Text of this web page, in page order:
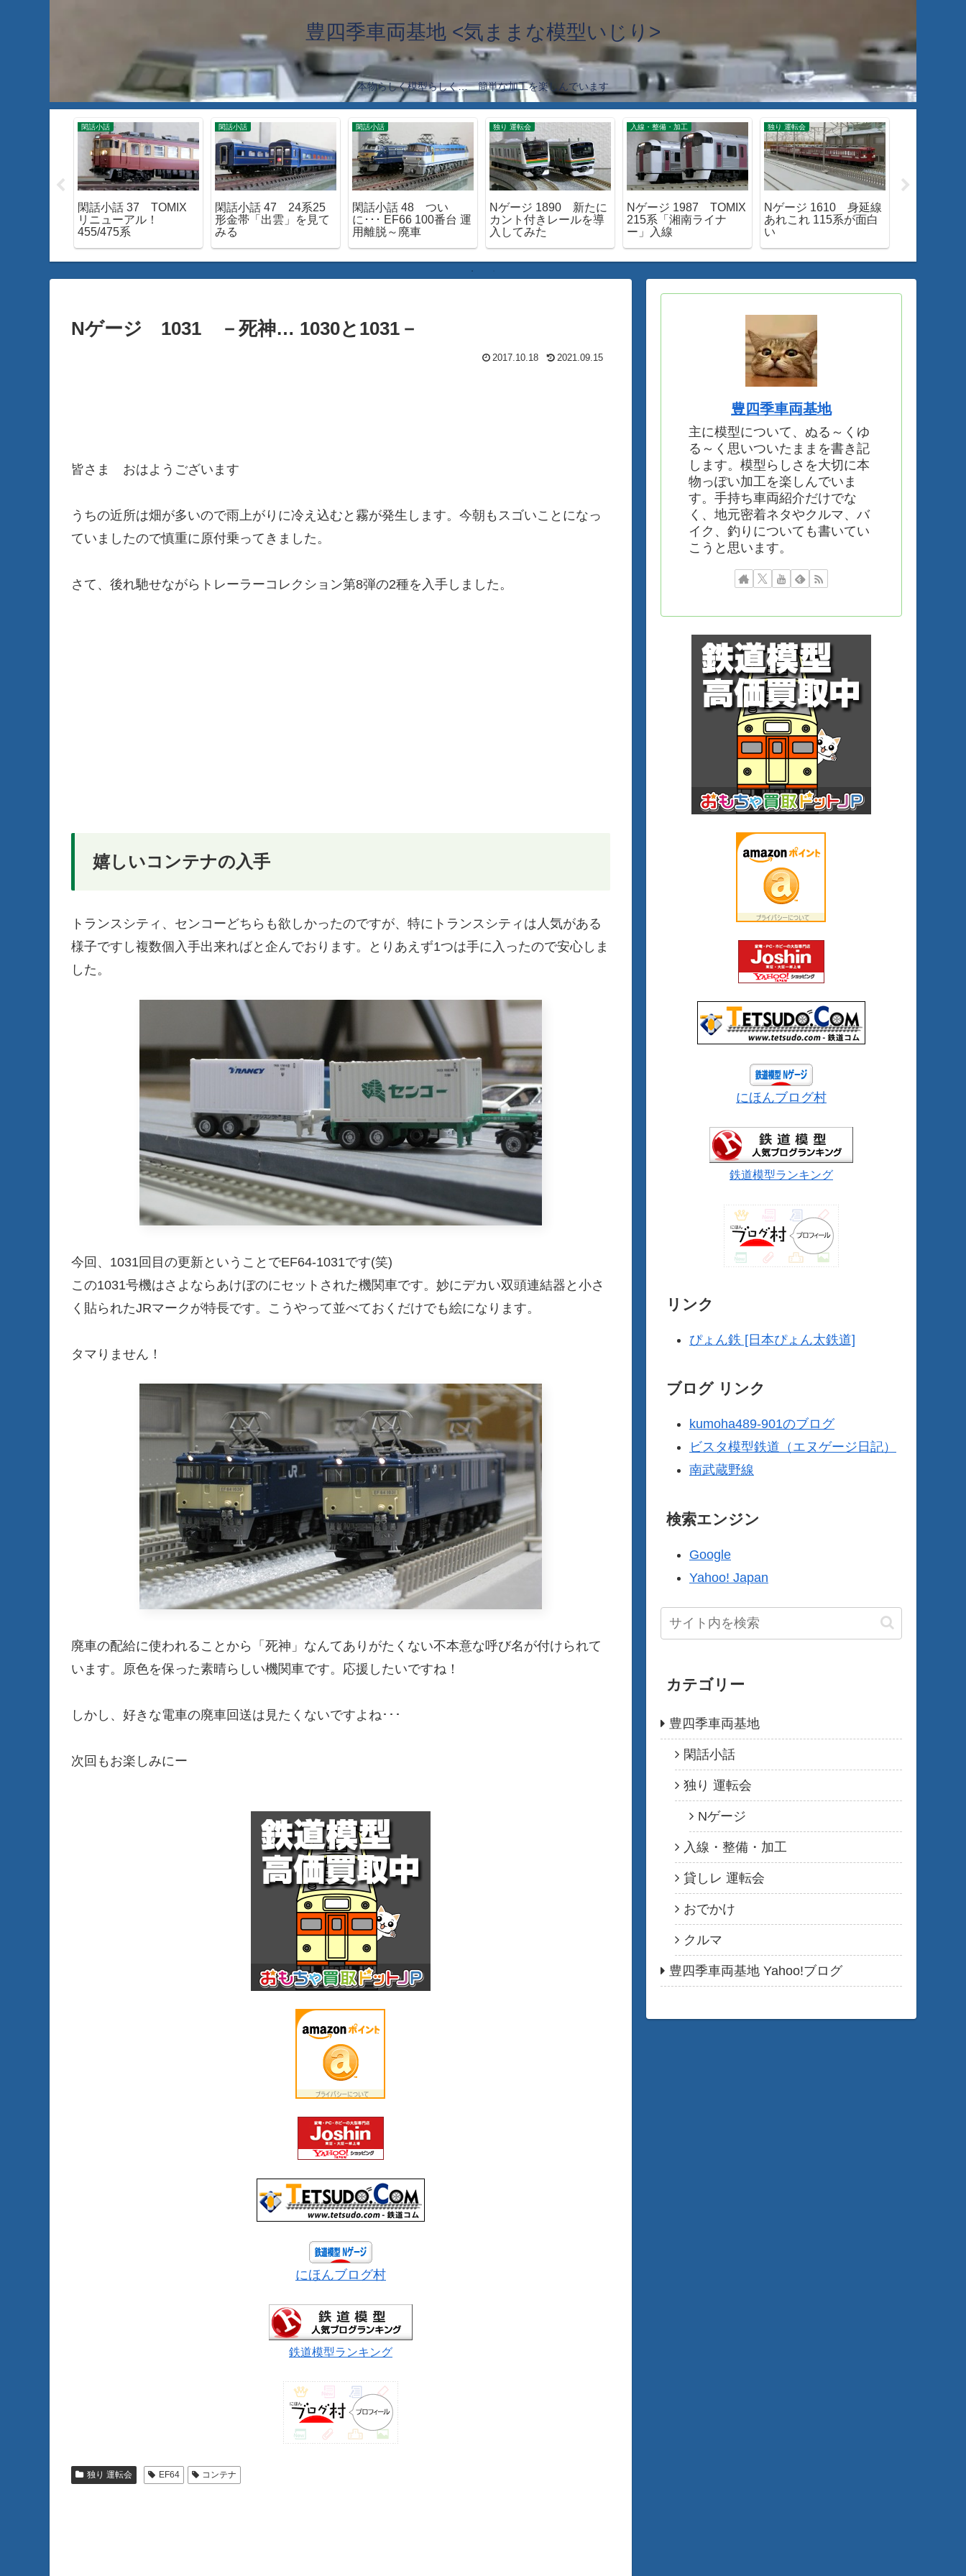
豊四季車両基地 <気ままな模型いじり>
本物らしく模型らしく… 簡単な加工を楽しんでいます
閑話小話
閑話小話 37 TOMIX
リニューアル！
455/475系
閑話小話
閑話小話 47 24系25
形金帯「出雲」を見て
みる
閑話小話
閑話小話 48 つい
に･･･ EF66 100番台 運
用離脱～廃車
独り 運転会
Nゲージ 1890 新たに
カント付きレールを導
入してみた
入線・整備・加工
Nゲージ 1987 TOMIX
215系「湘南ライナ
ー」入線
独り 運転会
Nゲージ 1610 身延線
あれこれ 115系が面白
い
Nゲージ 1031 －死神… 1030と1031－
2017.10.18 2021.09.15
皆さま おはようございます
うちの近所は畑が多いので雨上がりに冷え込むと霧が発生します。今朝もスゴいことになっ
ていましたので慎重に原付乗ってきました。
さて、後れ馳せながらトレーラーコレクション第8弾の2種を入手しました。
嬉しいコンテナの入手
トランスシティ、センコーどちらも欲しかったのですが、特にトランスシティは人気がある
様子ですし複数個入手出来ればと企んでおります。とりあえず1つは手に入ったので安心しま
した。
今回、1031回目の更新ということでEF64-1031です(笑)
この1031号機はさよならあけぼのにセットされた機関車です。妙にデカい双頭連結器と小さ
く貼られたJRマークが特長です。こうやって並べておくだけでも絵になります。
タマりません！
廃車の配給に使われることから「死神」なんてありがたくない不本意な呼び名が付けられて
います。原色を保った素晴らしい機関車です。応援したいですね！
しかし、好きな電車の廃車回送は見たくないですよね･･･
次回もお楽しみにー
にほんブログ村
鉄道模型ランキング
独り 運転会 EF64 コンテナ
豊四季車両基地
主に模型について、ぬる～くゆ
る～く思いついたままを書き記
します。模型らしさを大切に本
物っぽい加工を楽しんでいま
す。手持ち車両紹介だけでな
く、地元密着ネタやクルマ、バ
イク、釣りについても書いてい
こうと思います。
にほんブログ村
鉄道模型ランキング
リンク
ぴょん鉄 [日本ぴょん太鉄道]
ブログ リンク
kumoha489-901のブログ
ビスタ模型鉄道（エヌゲージ日記）
南武蔵野線
検索エンジン
Google
Yahoo! Japan
カテゴリー
豊四季車両基地
閑話小話
独り 運転会
Nゲージ
入線・整備・加工
貸しレ 運転会
おでかけ
クルマ
豊四季車両基地 Yahoo!ブログ